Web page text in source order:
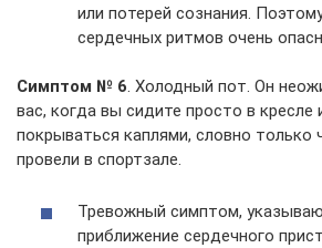
или потерей сознания.
сердечных ритмов очень
Симптом № 6. Холодный пот. Он
вас, когда вы сидите просто в кресле
покрываться каплями, словно только
провели в спортзале.
Тревожный симптом,
приближение сердечного